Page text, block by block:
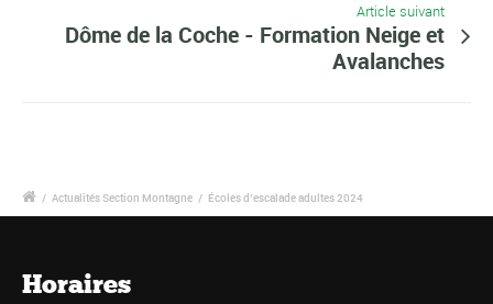
Article suivant
Dôme de la Coche - Formation Neige et
Avalanches
/ Actualités Section Montagne / Écoles d’escalade adultes 2024
Horaires